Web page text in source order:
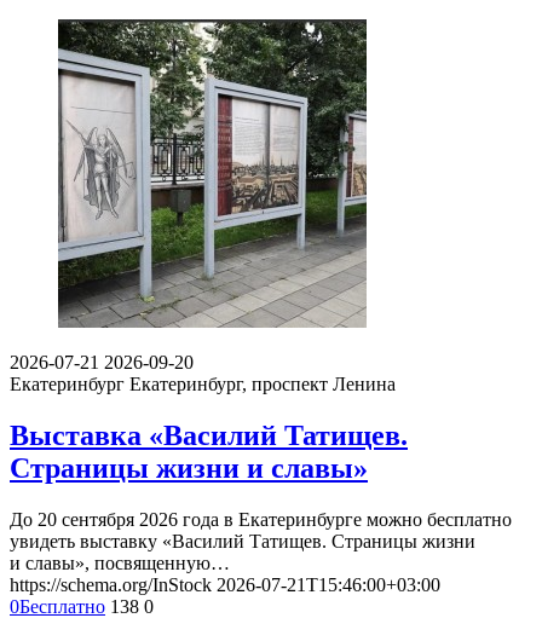
2026-07-21 2026-09-20
Екатеринбург Екатеринбург, проспект Ленина
Выставка «Василий Татищев.
Страницы жизни и славы»
До 20 сентября 2026 года в Екатеринбурге можно бесплатно
увидеть выставку «Василий Татищев. Страницы жизни
и славы», посвященную…
https://schema.org/InStock 2026-07-21T15:46:00+03:00
0Бесплатно 138 0